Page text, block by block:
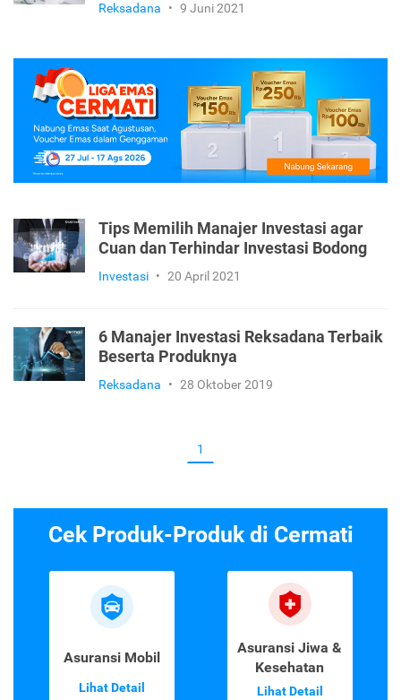
Reksadana • 9 Juni 2021
Tips Memilih Manajer Investasi agar
Cuan dan Terhindar Investasi Bodong
Investasi • 20 April 2021
6 Manajer Investasi Reksadana Terbaik
Beserta Produknya
Reksadana • 28 Oktober 2019
1
Cek Produk-Produk di Cermati
Asuransi Mobil
Lihat Detail
Asuransi Jiwa &
Kesehatan
Lihat Detail